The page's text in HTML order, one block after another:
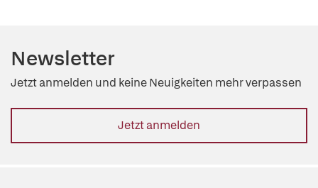
Newsletter
Jetzt anmelden und keine Neuigkeiten mehr verpassen
Jetzt anmelden